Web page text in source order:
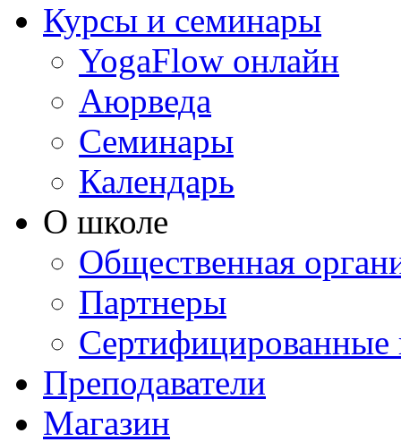
Курсы и семинары
YogaFlow онлайн
Аюрведа
Семинары
Календарь
О школе
Общественная
Партнеры
Сертифицированные
Преподаватели
Магазин